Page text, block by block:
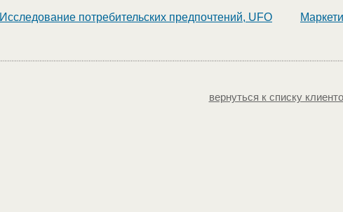
Исследование потребительских предпочтений, UFO
вернуться к списку